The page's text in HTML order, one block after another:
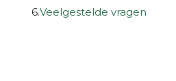
6.Veelgestelde vragen